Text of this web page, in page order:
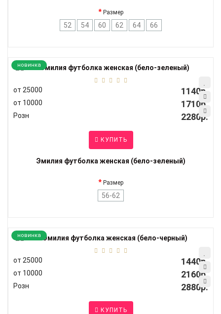
Размер
52 54 60 62 64 66
новинка
от 25000 1140р.
от 10000 1710р.
Розн 2280р.
КУПИТЬ
Эмилия футболка женская (бело-зеленый)
Размер
56-62
новинка
от 25000 1440р.
от 10000 2160р.
Розн 2880р.
КУПИТЬ